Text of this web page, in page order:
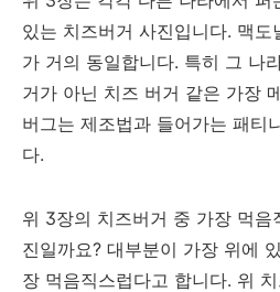
있는 치즈버거 사진입니다. 맥
가 거의 동일합니다. 특히 그 나
거가 아닌 치즈 버거 같은 가장
버그는 제조법과 들어가는 패티
다.
위 3장의 치즈버거 중 가장 먹
진일까요? 대부분이 가장 위에
장 먹음직스럽다고 합니다. 위